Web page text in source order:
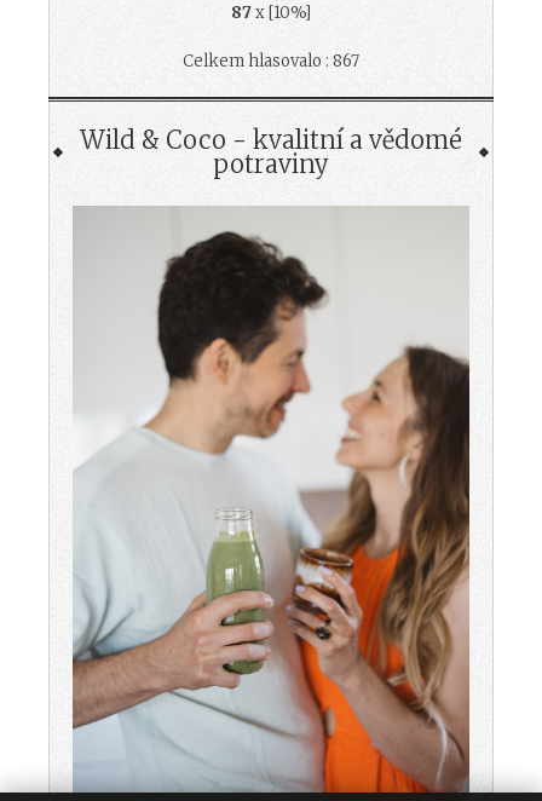
87x [10%]
Celkem hlasovalo : 867
Wild & Coco - kvalitní a vědomé
potraviny